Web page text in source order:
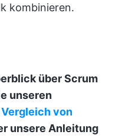
kombinieren.
über Scrum
unseren
Vergleich von
unsere Anleitung